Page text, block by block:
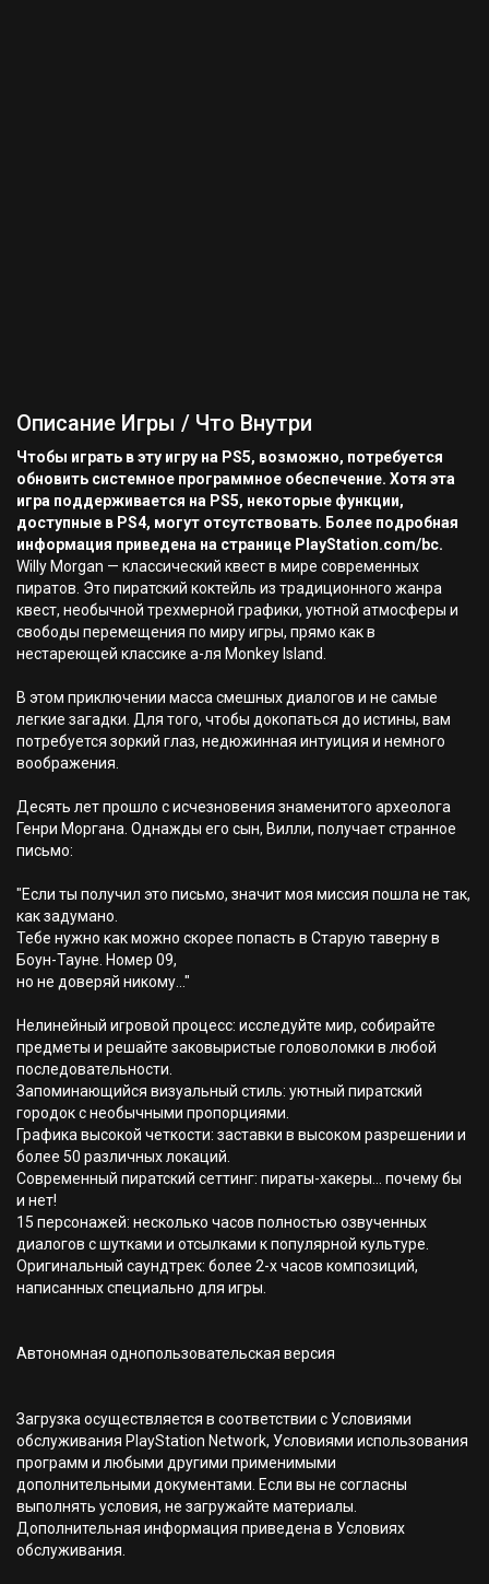
Описание Игры / Что Внутри
Чтобы играть в эту игру на PS5, возможно, потребуется
обновить системное программное обеспечение. Хотя эта
игра поддерживается на PS5, некоторые функции,
доступные в PS4, могут отсутствовать. Более подробная
информация приведена на странице PlayStation.com/bc.
Willy Morgan — классический квест в мире современных
пиратов. Это пиратский коктейль из традиционного жанра
квест, необычной трехмерной графики, уютной атмосферы и
свободы перемещения по миру игры, прямо как в
нестареющей классике а-ля Monkey Island.
В этом приключении масса смешных диалогов и не самые
легкие загадки. Для того, чтобы докопаться до истины, вам
потребуется зоркий глаз, недюжинная интуиция и немного
воображения.
Десять лет прошло с исчезновения знаменитого археолога
Генри Моргана. Однажды его сын, Вилли, получает странное
письмо:
"Если ты получил это письмо, значит моя миссия пошла не так,
как задумано.
Тебе нужно как можно скорее попасть в Старую таверну в
Боун-Тауне. Номер 09,
но не доверяй никому…"
Нелинейный игровой процесс: исследуйте мир, собирайте
предметы и решайте заковыристые головоломки в любой
последовательности.
Запоминающийся визуальный стиль: уютный пиратский
городок с необычными пропорциями.
Графика высокой четкости: заставки в высоком разрешении и
более 50 различных локаций.
Современный пиратский сеттинг: пираты-хакеры... почему бы
и нет!
15 персонажей: несколько часов полностью озвученных
диалогов с шутками и отсылками к популярной культуре.
Оригинальный саундтрек: более 2-х часов композиций,
написанных специально для игры.
Автономная однопользовательская версия
Загрузка осуществляется в соответствии с Условиями
обслуживания PlayStation Network, Условиями использования
программ и любыми другими применимыми
дополнительными документами. Если вы не согласны
выполнять условия, не загружайте материалы.
Дополнительная информация приведена в Условиях
обслуживания.